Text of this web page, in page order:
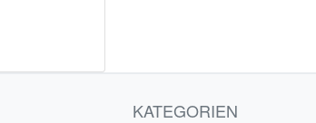
KATEGORIEN